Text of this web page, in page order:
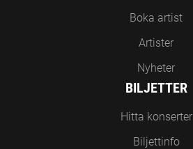
Boka artist
Artister
Nyheter
BILJETTER
Hitta konserter
Biljettinfo